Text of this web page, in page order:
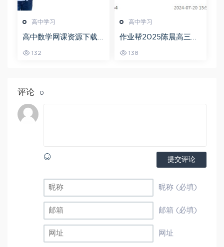
高中学习
高中数学网课资源下载
数学秋季班
132
高中学习
作业帮2025陈晨高三语
班
138
评论 0
提交评论
昵称 (必填)
邮箱 (必填)
网址